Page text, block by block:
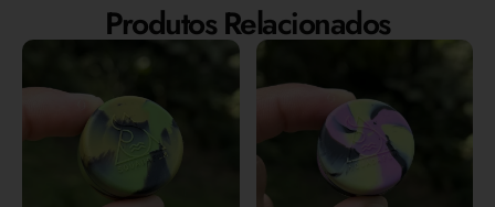
Produtos Relacionados